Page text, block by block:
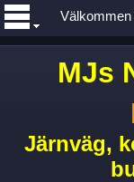
MJs
Järnväg,